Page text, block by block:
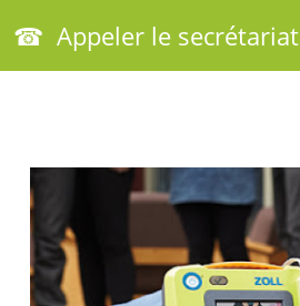
☎ Appeler le secrétariat